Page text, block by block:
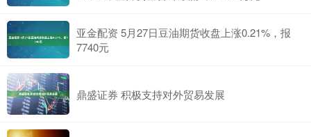
亚金配资 5月27日豆油期货收盘上涨0.21%，报
7740元
鼎盛证券 积极支持对外贸易发展